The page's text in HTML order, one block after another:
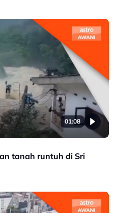
01:08
tanah runtuh di Sri